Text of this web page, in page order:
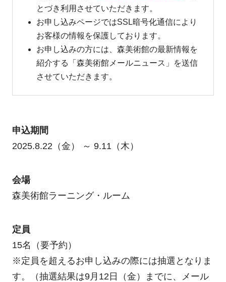
とづき利用させていただきます。
お申し込みページではSSL暗号化通信により
お客様の情報を保護しております。
お申し込みの方には、森美術館の最新情報を
紹介する「森美術館メールニュース」を送信
させていただきます。
申込期間
2025.8.22（金） ～ 9.11（木）
会場
森美術館ラーニング・ルーム
定員
15名（要予約）
※定員を超えるお申し込みの際には抽選となりま
す。（抽選結果は9月12日（金）までに、メール